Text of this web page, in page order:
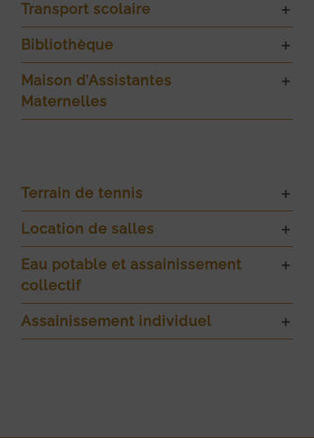
Transport scolaire
Bibliothèque
Maison d’Assistantes
Maternelles
Terrain de tennis
Location de salles
Eau potable et assainissement
collectif
Assainissement individuel